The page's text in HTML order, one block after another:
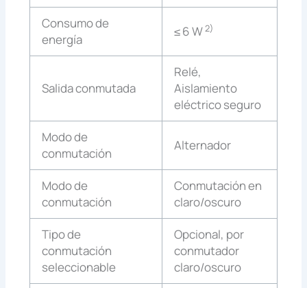
Consumo de
energía
≤ 6 W2)
Salida conmutada
Relé,
Aislamiento
eléctrico seguro
Modo de
conmutación
Alternador
Modo de
conmutación
Conmutación en
claro/oscuro
Tipo de
conmutación
seleccionable
Opcional, por
conmutador
claro/oscuro